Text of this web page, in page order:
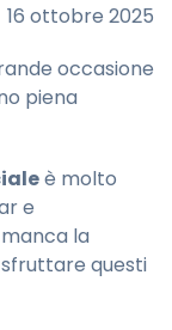
16 ottobre 2025
occasione
piena
è molto
e
la
questi